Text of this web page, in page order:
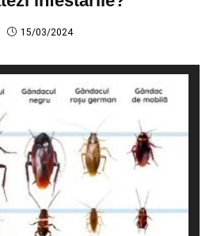
15/03/2024